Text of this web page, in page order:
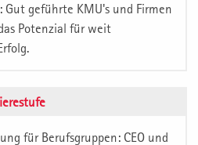
Gut geführte KMU's und Firmen
Potenzial für weit
für Berufsgruppen: CEO und